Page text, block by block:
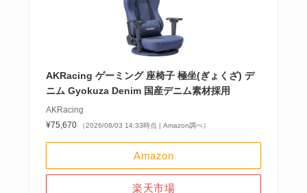
AKRacing ゲーミング 座椅子 極坐(ぎょくざ) デ
ニム Gyokuza Denim 国産デニム素材採用
AKRacing
¥75,670
（2026/08/03 14:33時点 | Amazon調べ）
Amazon
楽天市場